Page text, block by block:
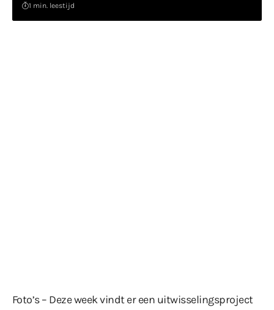
1 min. leestijd
Foto’s – Deze week vindt er een uitwisselingsproject